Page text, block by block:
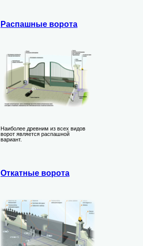
Распашные ворота
Наиболее древним из всех видов
ворот является распашной
вариант.
Откатные ворота